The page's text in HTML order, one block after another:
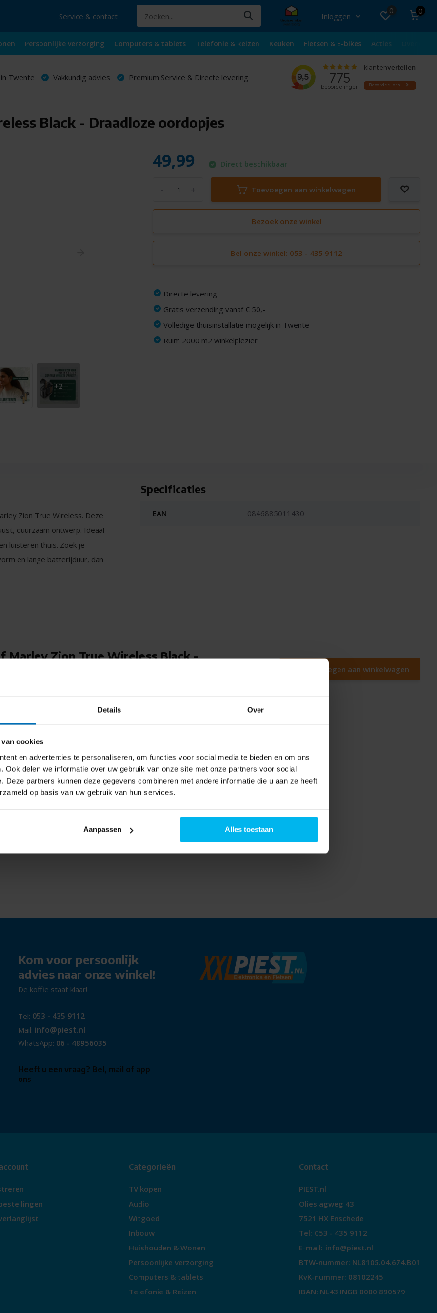
Details Over
cookies
en advertenties te personaliseren, om functies voor social media te bieden en om ons
Ook delen we informatie over uw gebruik van onze site met onze partners voor social
Deze partners kunnen deze gegevens combineren met andere informatie die u aan ze heeft
op basis van uw gebruik van hun services.
Aanpassen Alles toestaan
Service & contact Inloggen
0 0
Persoonlijke verzorging Computers & tablets Telefonie & Reizen Keuken Fietsen & E-bikes Acties
Twente Vakkundig advies Premium Service & Directe levering
Black - Draadloze oordopjes
+2
49,99 Direct beschikbaar
Toevoegen aan winkelwagen
Bezoek onze winkel
Bel onze winkel: 053 - 435 9112
Directe levering
Gratis verzending vanaf € 50,-
Volledige thuisinstallatie mogelijk in Twente
Ruim 2000 m2 winkelplezier
Zion True Wireless. Deze
duurzaam ontwerp. Ideaal
luisteren thuis. Zoek je
en lange batterijduur, dan
De stevige pasvorm zorgt
workouts.
of neem je oproepen aan. Zo
de Zion TWS is gemaakt
kleur. Dit geeft de
via de oplaadcase tot
keuze voor elke dag.
Specificaties
EAN 0846885011430
Marley Zion True Wireless Black -
Toevoegen aan winkelwagen
Kom voor persoonlijk
advies naar onze winkel!
De koffie staat klaar!
Tel: 053 - 435 9112
Mail: info@piest.nl
WhatsApp: 06 - 48956035
Heeft u een vraag? Bel, mail of app
ons
Categorieën
TV kopen
Audio
Witgoed
Inbouw
Huishouden & Wonen
Persoonlijke verzorging
Computers & tablets
Telefonie & Reizen
Contact
PIEST.nl
Olieslagweg 43
7521 HX Enschede
Tel: 053 - 435 9112
E-mail: info@piest.nl
BTW-nummer: NL8105.04.674.B01
KvK-nummer: 08102245
IBAN: NL43 INGB 0000 890579